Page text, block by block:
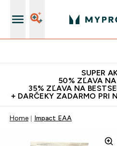
SUPER
50% ZĽAVA
35% ZĽAVA NA
+ DARČEKY ZADARMO PRI
Home Impact EAA